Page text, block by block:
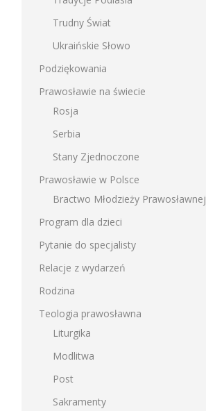
Trudny Świat
Ukraińskie Słowo
Podziękowania
Prawosławie na świecie
Rosja
Serbia
Stany Zjednoczone
Prawosławie w Polsce
Bractwo Młodzieży Prawosławnej
Program dla dzieci
Pytanie do specjalisty
Relacje z wydarzeń
Rodzina
Teologia prawosławna
Liturgika
Modlitwa
Post
Sakramenty